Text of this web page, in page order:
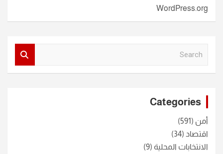
WordPress.org
Categories
أمن (591)
اقتصاد (34)
الانتخابات المحلية (9)